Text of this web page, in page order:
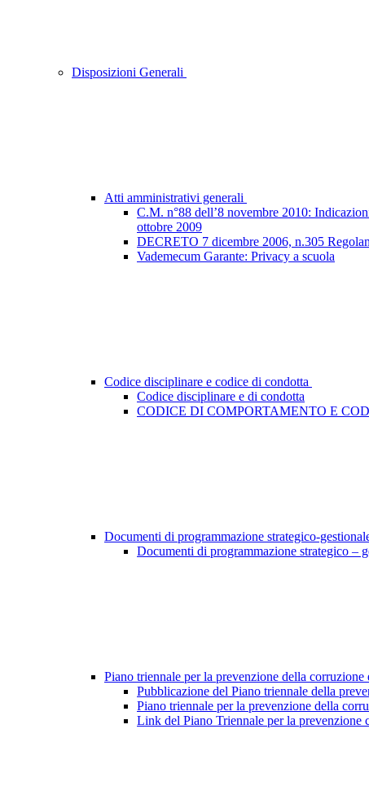
Disposizioni Generali
Atti amministrativi generali
C.M. n°88 dell’8 novembre 2010:
ottobre 2009
DECRETO 7 dicembre 2006, n.305
Vademecum Garante: Privacy a scuola
Codice disciplinare e codice di condotta
Codice disciplinare e di condotta
CODICE DI COMPORTAMENTO E
Documenti di programmazione strategico-
Documenti di programmazione strategico –
Piano triennale per la prevenzione della corruzione
Pubblicazione del Piano triennale della
Piano triennale per la prevenzione della
Link del Piano Triennale per la prevenzione